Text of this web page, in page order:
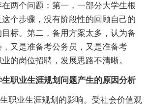
两个问题：第一，一部分大学生根
个步骤，没有阶段性的回顾自己的
标。第二，备用方案太多，认为备
又是准备考公务员，又是准备考
的岗位招聘，发展思路不清晰。
职业生涯规划问题产生的原因分析
业生涯规划的影响。受社会价值观